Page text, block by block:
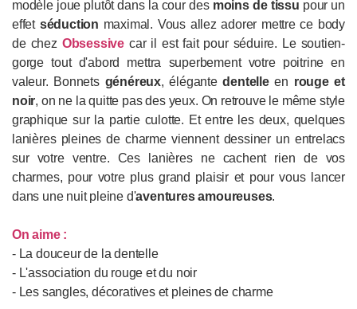
modèle joue plutôt dans la cour des moins de tissu pour un
effet séduction maximal. Vous allez adorer mettre ce body
de chez Obsessivecar il est fait pour séduire. Le soutien-
gorge tout d'abord mettra superbement votre poitrine en
valeur. Bonnets généreux, élégantedentelleen rouge et
noir, on ne la quitte pas des yeux. On retrouve le même style
graphique sur la partie culotte. Et entre les deux, quelques
lanières pleines de charme viennent dessiner un entrelacs
sur votre ventre. Ces lanières ne cachent rien de vos
charmes, pour votre plus grand plaisir et pour vous lancer
dans une nuit pleine d'aventures amoureuses.
On aime :
- La douceur de la dentelle
- L'association du rouge et du noir
- Les sangles, décoratives et pleines de charme